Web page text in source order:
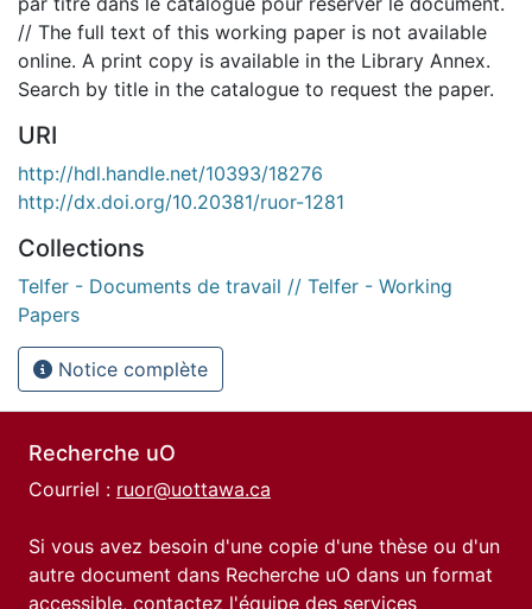
// The full text of this working paper is not available
online. A print copy is available in the Library Annex.
Search by title in the catalogue to request the paper.
URI
http://hdl.handle.net/10393/18276
http://dx.doi.org/10.20381/ruor-1281
Collections
Telfer - Documents de travail // Telfer - Working
Papers
Notice complète
Recherche uO
Courriel : ruor@uottawa.ca
Si vous avez besoin d'une copie d'une thèse ou d'un
autre document dans Recherche uO dans un format
accessible, contactez l'équipe des services